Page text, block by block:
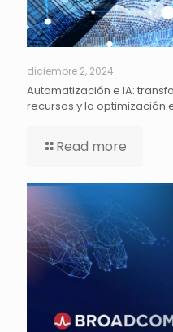
diciembre 2, 2024
Automatización e IA:
recursos y la optimización
Read more